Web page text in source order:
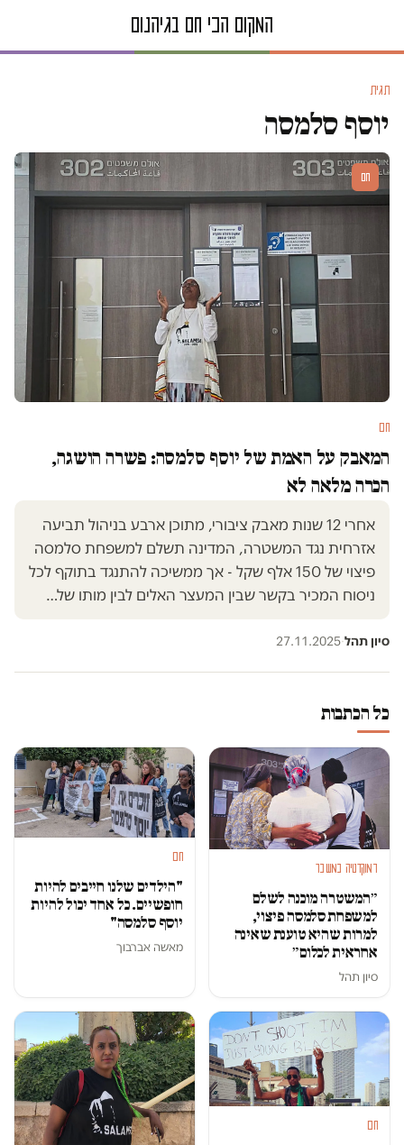
תגית
יוסף סלמסה
חם
חם
המאבק על האמת של יוסף סלמסה: פשרה הושגה,
הכרה מלאה לא
אחרי 12 שנות מאבק ציבורי, מתוכן ארבע בניהול תביעה
אזרחית נגד המשטרה, המדינה תשלם למשפחת סלמסה
פיצוי של 150 אלף שקל - אך ממשיכה להתנגד בתוקף לכל
ניסוח המכיר בקשר שבין המעצר האלים לבין מותו של…
סיון תהל·
27.11.2025
כל הכתבות
דמוקרטיה במשבר
״המשטרה מוכנה לשלם
למשפחת סלמסה פיצוי,
למרות שהיא טוענת שאינה
אחראית לכלום״
סיון תהל
חם
"הילדים שלנו חייבים להיות
חופשיים. כל אחד יכול להיות
יוסף סלמסה"
מאשה אברבוך
חם